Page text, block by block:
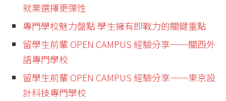
就業選擇更彈性
專門學校魅力盤點 學生擁有即戰力的關鍵重點
留學生前輩 OPEN CAMPUS 經驗分享──關西外
語專門學校
留學生前輩 OPEN CAMPUS 經驗分享──東京設
計科技專門學校